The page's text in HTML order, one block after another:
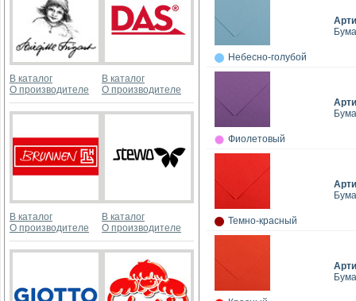
В каталог
О производителе
В каталог
О производителе
В каталог
О производителе
В каталог
О производителе
Небесно-голубой
Фиолетовый
Темно-красный